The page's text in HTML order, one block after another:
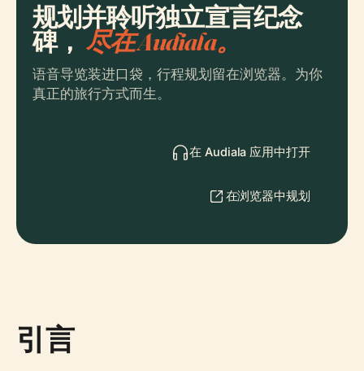
规划并聆听独立宣言纪念
碑， 尽在 Audiala。
语音导览装进口袋，行程规划留在浏览器。为你
真正的旅行方式而生。
在 Audiala 应用中打开
在浏览器中规划
引言